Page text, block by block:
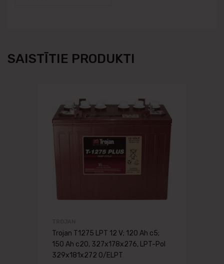
SAISTĪTIE PRODUKTI
Trojan T1275 LPT 12 V; 120 Ah c5;
150 Ah c20, 327x178x276, LPT-Pol
329x181x272 0/ELPT